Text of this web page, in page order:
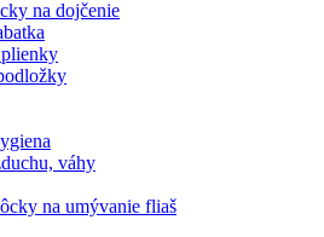
na dojčenie
váhy
na umývanie fliaš